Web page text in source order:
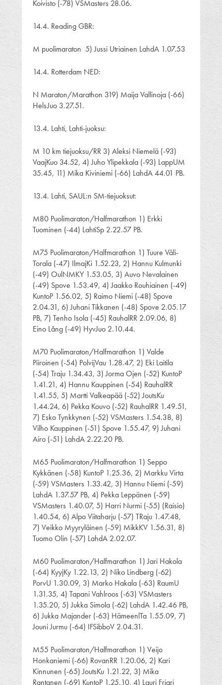
Koivisto (-78) VSMasters 28.06.
14.4. Reading GBR:
M puolimaraton 5) Jussi Utriainen LahdA 1.07.53
14.4. Rotterdam NED:
N Maraton/Marathon 319) Maija Vallinoja (-66)
HelsJuo 3.27.51.
13.4. Lahti, Lahti-juoksu:
M 10 km tiejuoksu/RR 3) Aleksi Niemelä (-93)
VaajKuo 34.52, 4) Juho Ylipekkala (-93) LappUM
35.45, 11) Mika Kiviniemi (-66) LahdA 44.01 PB.
13.4. Lahti, SAUL:n SM-tiejuoksut:
M80 Puolimaraton/Halfmarathon 1) Erkki
Tuominen (-44) LahtiSp 2.22.57 PB.
M75 Puolimaraton/Halfmarathon 1) Tuure Väli-
Torala (-47) IlmajKi 1.52.23, 2) Hannu Kulmunki
(-49) OulNMKY 1.53.05, 3) Auvo Nevalainen
(-49) Spove 1.53.49, 4) Jaakko Rouhiainen (-49)
KuntoP 1.56.02, 5) Raimo Niemi (-48) Spove
2.04.31, 6) Juhani Tikkanen (-48) Spove 2.05.17
PB, 7) Tenho Isola (-45) RauhalRR 2.09.06, 8)
Eino Lång (-49) HyvJuo 2.10.44.
M70 Puolimaraton/Halfmarathon 1) Valde
Piiroinen (-54) PolvijVau 1.28.47, 2) Eki Laitila
(-54) Traju 1.34.43, 3) Jorma Ojen (-52) KuntoP
1.41.21, 4) Hannu Kauppinen (-54) RauhalRR
1.41.55, 5) Martti Valkeapää (-52) JoutsKu
1.44.24, 6) Pekka Kouvo (-52) RauhalRR 1.49.51,
7) Esko Tynkkynen (-52) VSMasters 1.54.38, 8)
Vilho Kauppinen (-51) Spove 1.55.47, 9) Juhani
Airo (-51) LahdA 2.22.20 PB.
M65 Puolimaraton/Halfmarathon 1) Seppo
Kykkänen (-58) KuntoP 1.25.36, 2) Markku Virta
(-59) VSMasters 1.33.42, 3) Hannu Niemi (-59)
LahdA 1.37.57 PB, 4) Pekka Leppänen (-59)
VSMasters 1.40.07, 5) Harri Nurmi (-55) (Raisio)
1.40.54, 6) Alpo Viitaharju (-57) TRaju 1.47.48,
7) Veikko Myyryläinen (-59) MikkKV 1.56.31, 8)
Tuomo Olin (-57) LahdA 2.02.07.
M60 Puolimaraton/Halfmarathon 1) Jari Hakola
(-64) KyyjKy 1.22.13, 2) Niko Lindberg (-62)
PorvU 1.30.09, 3) Marko Hakala (-63) RaumU
1.31.35, 4) Tapani Vahlroos (-63) VSMasters
1.35.20, 5) Jukka Simola (-62) LahdA 1.42.46 PB,
6) Jukka Majander (-63) HämeenlTa 1.55.09, 7)
Jouni Jurmu (-64) IFSibboV 2.04.31.
M55 Puolimaraton/Halfmarathon 1) Veijo
Honkaniemi (-66) RovanRR 1.20.06, 2) Kari
Kinnunen (-65) JoutsKu 1.21.22, 3) Mika
Rantanen (-69) KuntoP 1.25.10, 4) Lauri Friari